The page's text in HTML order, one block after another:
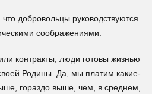
добровольцы руководствуются
соображениями.
контракты, люди готовы жизнью
Родины. Да, мы платим какие-
гораздо выше, чем, в среднем,